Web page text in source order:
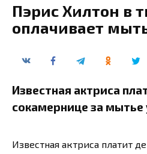
Пэрис Хилтон в
оплачивает
Известная актриса
сокамернице за мытье
Известная актриса платит